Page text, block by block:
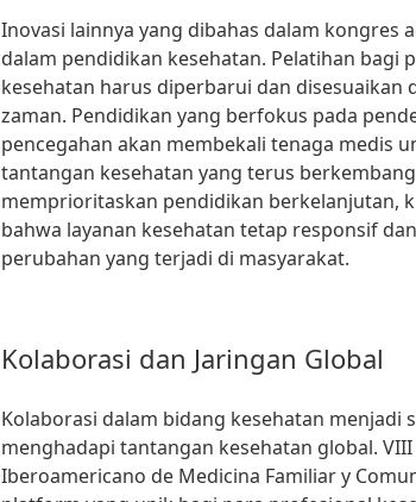
Inovasi lainnya yang dibahas dalam kongres
dalam pendidikan kesehatan. Pelatihan bagi
kesehatan harus diperbarui dan disesuaikan
zaman. Pendidikan yang berfokus pada
pencegahan akan membekali tenaga medis
tantangan kesehatan yang terus
memprioritaskan pendidikan berkelanjutan,
bahwa layanan kesehatan tetap responsif
perubahan yang terjadi di masyarakat.
Kolaborasi dan Jaringan Global
Kolaborasi dalam bidang kesehatan menjadi
menghadapi tantangan kesehatan global.
Iberoamericano de Medicina Familiar y